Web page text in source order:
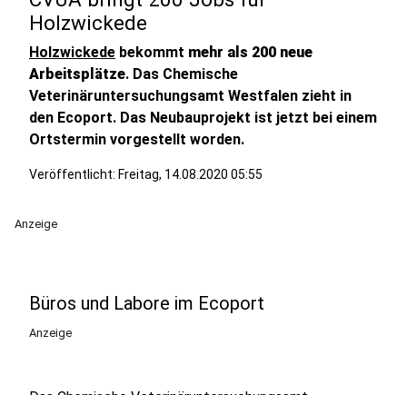
Holzwickede
Holzwickede bekommt mehr als 200 neue
Arbeitsplätze. Das Chemische
Veterinäruntersuchungsamt Westfalen zieht in
den Ecoport. Das Neubauprojekt ist jetzt bei einem
Ortstermin vorgestellt worden.
Veröffentlicht: Freitag, 14.08.2020 05:55
Anzeige
Büros und Labore im Ecoport
Anzeige